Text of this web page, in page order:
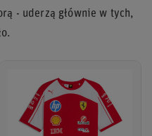
- uderzą głównie w tych,